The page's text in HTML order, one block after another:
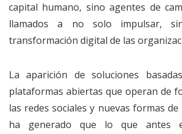
capital humano, sino agentes de
llamados a no solo impulsar,
transformación digital de las
La aparición de soluciones
plataformas abiertas que operan de
las redes sociales y nuevas formas de
ha generado que lo que antes